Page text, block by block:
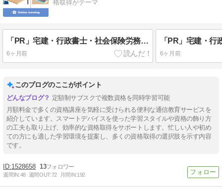
格取得がテーマ
「PR」宅建・行政書士・社会保険労務士・FP2等が月々1628円のサブスクでスマホで学べる
6ヶ月前 6ヶ月前
このブログのここがポイント
定額制サブスクで複数資格を同時学習可能
月額料金で多くの資格講座を気軽に受けられる便利な通信教育サービスを
紹介しています。スマートデバイスを使った学習スタイルや資格の飾り方
の工夫も取り上げ、効率的な資格取得をサポートします。忙しい人や初め
ての方にも適した学習環境を提案し、多くの資格取得の選択肢を示す内容
です。
1528658 13
週間IN:48 週間OUT:72 月間IN:192